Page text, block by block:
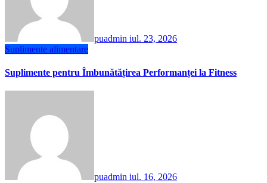
puadmin iul. 23, 2026
Suplimente alimentare
Suplimente pentru Îmbunătățirea Performanței la Fitness
puadmin iul. 16, 2026